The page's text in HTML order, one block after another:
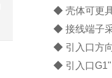
◆ 壳体可更
◆ 接线端子
◆ 引入口方
◆ 引入口G1"